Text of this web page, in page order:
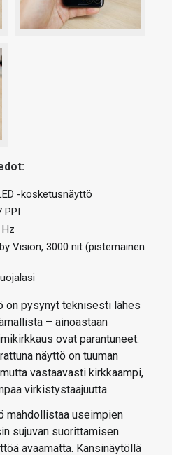
-kosketusnäyttö
Vision, 3000 nit (pistemäinen
on pysynyt teknisesti lähes
– ainoastaan
ovat parantuneet.
näyttö on tuuman
vastaavasti kirkkaampi,
virkistystaajuutta.
mahdollistaa useimpien
sujuvan suorittamisen
avaamatta. Kansinäytöllä